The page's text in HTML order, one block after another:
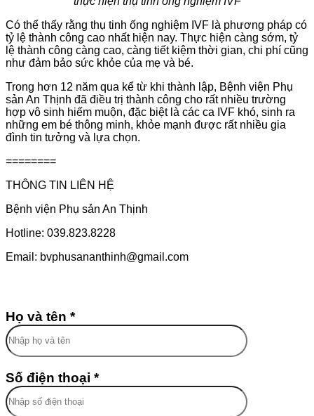
Có thể thấy rằng thụ tinh ống nghiệm IVF là phương pháp có
tỷ lệ thành công cao nhất hiện nay. Thực hiện càng sớm, tỷ
lệ thành công càng cao, càng tiết kiệm thời gian, chi phí cũng
như đảm bảo sức khỏe của mẹ và bé.
Trong hơn 12 năm qua kể từ khi thành lập, Bệnh viện Phụ
sản An Thịnh đã điều trị thành công cho rất nhiều trường
hợp vô sinh hiếm muộn, đặc biệt là các ca IVF khó, sinh ra
những em bé thông minh, khỏe mạnh được rất nhiều gia
đình tin tưởng và lựa chọn.
========
THÔNG TIN LIÊN HỆ
Bệnh viện Phụ sản An Thịnh
Hotline: 039.823.8228
Email: bvphusananthinh@gmail.com
Họ và tên *
Số điện thoại *